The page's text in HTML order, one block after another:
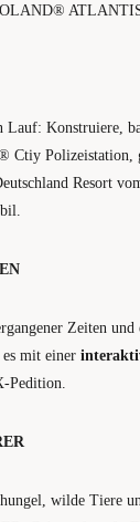
Lauf: Konstruiere,
Ctiy Polizeistation,
Resort
Zeiten
mit einer
Pedition.
wilde Tiere